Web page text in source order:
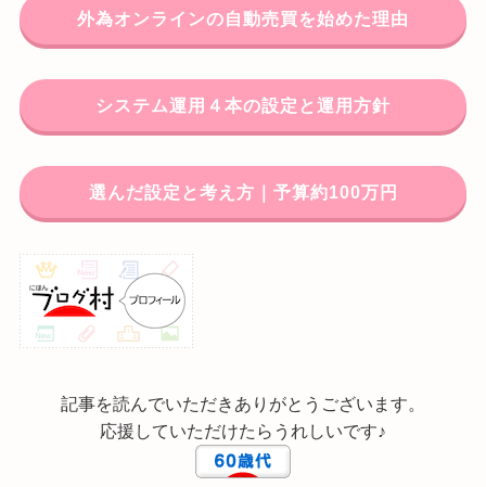
外為オンラインの自動売買を始めた理由
システム運用４本の設定と運用方針
選んだ設定と考え方｜予算約100万円
記事を読んでいただきありがとうございます。
応援していただけたらうれしいです♪